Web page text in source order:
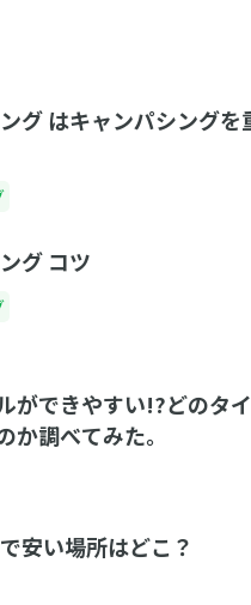
グ はキャンパシングを
グ コツ
ができやすい!?どのタイ
か調べてみた。
安い場所はどこ？